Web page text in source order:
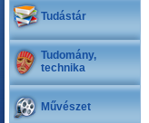
Tudástár
Tudomány,
technika
Művészet